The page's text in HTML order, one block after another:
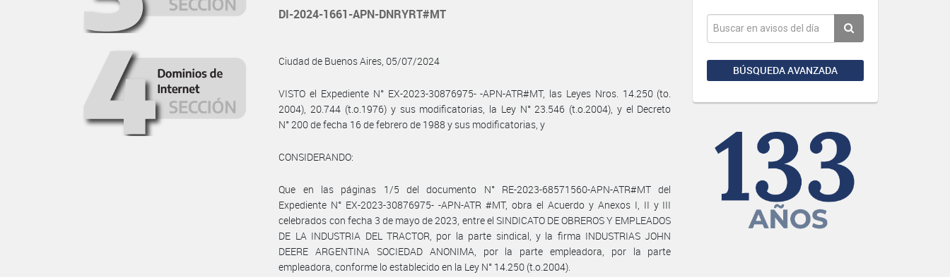
BÚSQUEDA AVANZADA
DI-2024-1661-APN-DNRYRT#MT
Ciudad de Buenos Aires, 05/07/2024
VISTO el Expediente N° EX-2023-30876975- -APN-ATR#MT, las Leyes Nros. 14.250 (to.
2004), 20.744 (t.o.1976) y sus modificatorias, la Ley N° 23.546 (t.o.2004), y el Decreto
N° 200 de fecha 16 de febrero de 1988 y sus modificatorias, y
CONSIDERANDO:
Que en las páginas 1/5 del documento N° RE-2023-68571560-APN-ATR#MT del
Expediente N° EX-2023-30876975- -APN-ATR #MT, obra el Acuerdo y Anexos I, II y III
celebrados con fecha 3 de mayo de 2023, entre el SINDICATO DE OBREROS Y EMPLEADOS
DE LA INDUSTRIA DEL TRACTOR, por la parte sindical, y la firma INDUSTRIAS JOHN
DEERE ARGENTINA SOCIEDAD ANONIMA, por la parte empleadora, por la parte
empleadora, conforme lo establecido en la Ley N° 14.250 (t.o.2004).